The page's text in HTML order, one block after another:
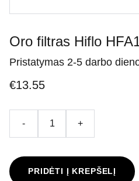
Oro filtras Hiflo
Pristatymas 2-5 darbo
€13.55
- +
PRIDĖTI Į KREPŠELĮ